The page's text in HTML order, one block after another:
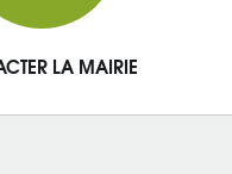
LA MAIRIE